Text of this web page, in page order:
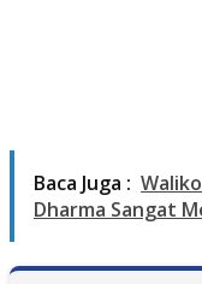
Baca Juga :
Dharma Sangat